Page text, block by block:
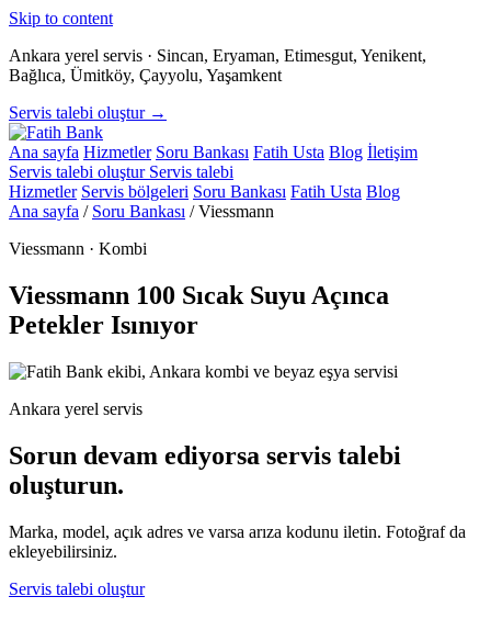
Skip to content
Ankara yerel servis · Sincan, Eryaman, Etimesgut, Yenikent,
Bağlıca, Ümitköy, Çayyolu, Yaşamkent
Servis talebi oluştur →
Ana sayfa Hizmetler Soru Bankası Fatih Usta Blog İletişim
Servis talebi oluştur Servis talebi
Hizmetler Servis bölgeleri Soru Bankası Fatih Usta Blog
Ana sayfa / Soru Bankası / Viessmann
Viessmann · Kombi
Viessmann 100 Sıcak Suyu Açınca
Petekler Isınıyor
Ankara yerel servis
Sorun devam ediyorsa servis talebi
oluşturun.
Marka, model, açık adres ve varsa arıza kodunu iletin. Fotoğraf da
ekleyebilirsiniz.
Servis talebi oluştur